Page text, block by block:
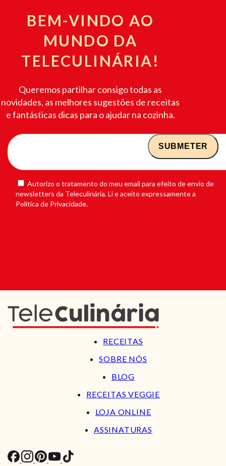
BEM-VINDO AO
MUNDO DA
TELECULINÁRIA!
Queremos partilhar consigo todas as
novidades, as melhores sugestões de receitas
e fantásticas dicas para o ajudar na cozinha.
Autorizo o tratamento do meu email para efeito de envio de
newsletters da Teleculinária. Li e aceito expressamente a
Política de Privacidade.
RECEITAS
SOBRE NÓS
BLOG
RECEITAS VEGGIE
LOJA ONLINE
ASSINATURAS